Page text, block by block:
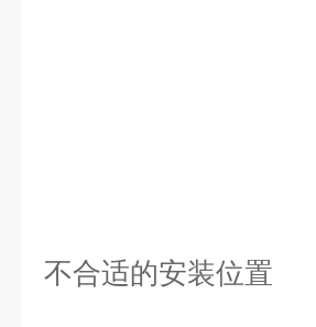
不合适的安装位置